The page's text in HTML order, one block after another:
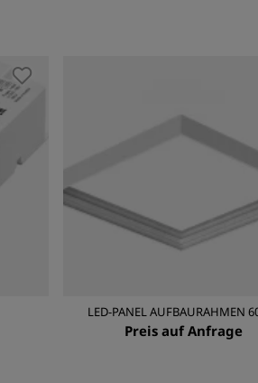
LED-PANEL AUFBAURAHMEN
Preis auf Anfrage